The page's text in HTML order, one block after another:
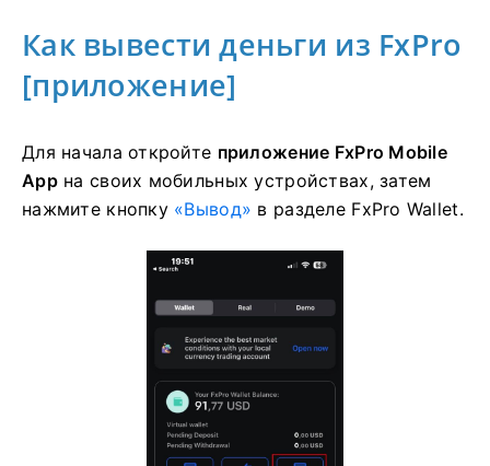
Зарегистрируйтесь FxPro И Получите Бесплатно
10 000 Долларов США
Получите $10 000 Бесплатно Для Новичков
Как вывести деньги из FxPro
[приложение]
на своих мобильных устройствах, затем
нажмите кнопку «Вывод»в разделе FxPro Wallet.